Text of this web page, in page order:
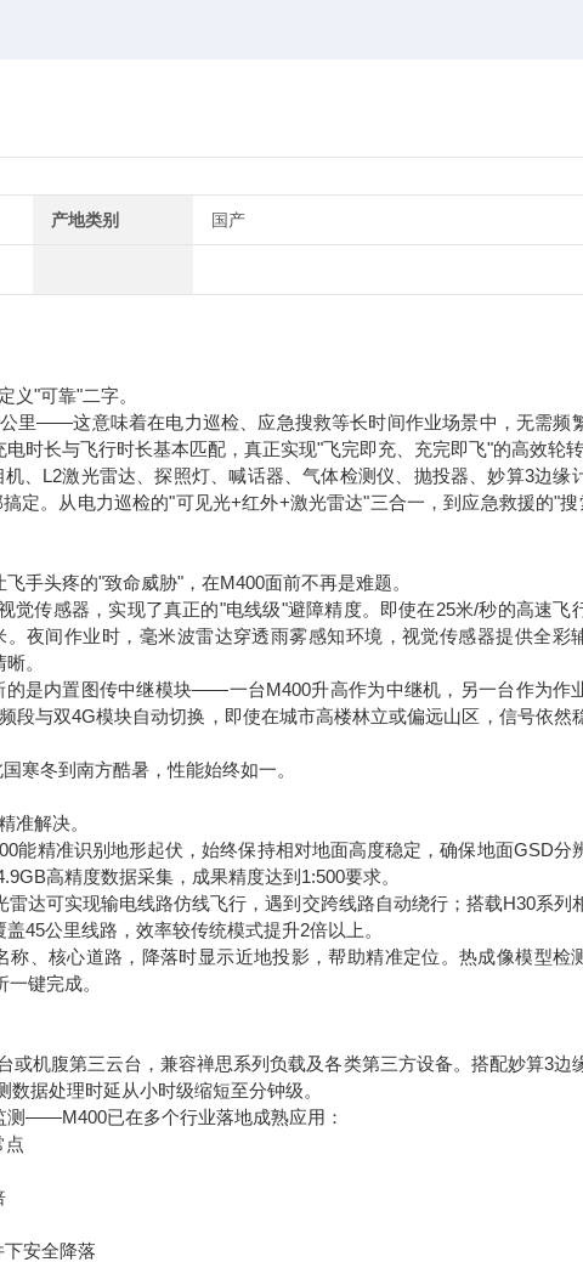
产地类别 国产
义"可靠"二字。
公里——这意味着在电力巡检、应急搜救等长时间作业场景中，无需频
时长与飞行时长基本匹配，真正实现"飞完即充、充完即飞"的高效轮
、L2激光雷达、探照灯、喊话器、气体检测仪、抛投器、妙算3边缘
。从电力巡检的"可见光+红外+激光雷达"三合一，到应急救援的"搜
头疼的"致命威胁"，在M400面前不再是难题。
觉传感器，实现了真正的"电线级"避障精度。即使在25米/秒的高速飞
夜间作业时，毫米波雷达穿透雨雾感知环境，视觉传感器提供全彩
。
是内置图传中继模块——一台M400升高作为中继机，另一台作为作
段与双4G模块自动切换，即使在城市高楼林立或偏远山区，信号依然
寒冬到南方酷暑，性能始终如一。
准解决。
能精准识别地形起伏，始终保持相对地面高度稳定，确保地面GSD分
高精度数据采集，成果精度达到1:500要求。
雷达可实现输电线路仿线飞行，遇到交跨线路自动绕行；搭载H30系列
45公里线路，效率较传统模式提升2倍以上。
、核心道路，降落时显示近地投影，帮助精准定位。热成像模型检
键完成。
机腹第三云台，兼容禅思系列负载及各类第三方设备。搭配妙算3边
据处理时延从小时级缩短至分钟级。
测——M400已在多个行业落地成熟应用：
点
下安全降落